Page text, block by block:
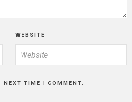
WEBSITE
NEXT TIME I COMMENT.